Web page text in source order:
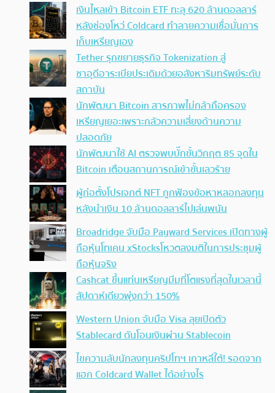
เงินไหลเข้า Bitcoin ETF ทะลุ 620 ล้านดอลลาร์
หลังช่องโหว่ Coldcard ทำลายความเชื่อมั่นการ
เก็บเหรียญเอง
Tether รุกขยายธุรกิจ Tokenization สู่
ซาอุดีอาระเบียประเดิมด้วยอสังหาริมทรัพย์ระดับ
สถาบัน
นักพัฒนา Bitcoin สารภาพไม่กล้าถือครอง
เหรียญเยอะเพราะกลัวความเสี่ยงด้านความ
ปลอดภัย
นักพัฒนาใช้ AI ตรวจพบบั๊กขั้นวิกฤต 85 จุดใน
Bitcoin เตือนสถานการณ์เข้าขั้นเลวร้าย
ผู้ก่อตั้งโปรเจกต์ NFT ถูกฟ้องข้อหาหลอกลงทุน
หลังนำเงิน 10 ล้านดอลลาร์ไปเล่นพนัน
Broadridge จับมือ Payward Services เปิดทางผู้
ถือหุ้นโทเคน xStocksโหวตลงมติในการประชุมผู้
ถือหุ้นจริง
Cashcat ขึ้นแท่นเหรียญมีมที่โตแรงที่สุดในเวลานี้
สัปดาห์เดียวพุ่งกว่า 150%
Western Union จับมือ Visa ลุยเปิดตัว
Stablecard ดันโอนเงินผ่าน Stablecoin
ไขความลับนักลงทุนคริปโทฯ เกาหลีใต้! รอดจาก
แฮก Coldcard Wallet ได้อย่างไร